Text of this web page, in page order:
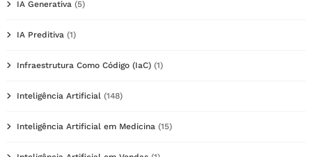
IA Generativa (5)
IA Preditiva (1)
Infraestrutura Como Código (IaC) (1)
Inteligência Artificial (148)
Inteligência Artificial em Medicina (15)